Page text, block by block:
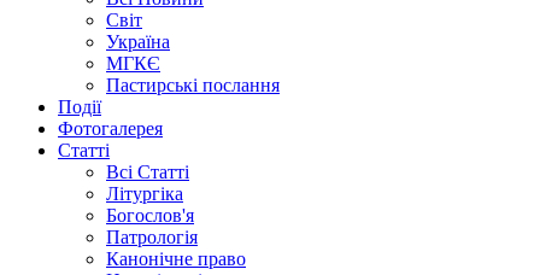
Світ
Україна
МГКЄ
Пастирські послання
Події
Фотогалерея
Статті
Всі Статті
Літургіка
Богослов'я
Патрологія
Канонічне право